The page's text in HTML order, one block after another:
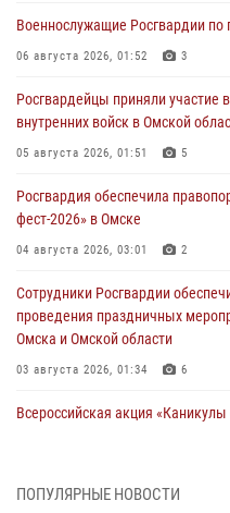
Военнослужащие Росгвардии по
06 августа 2026, 01:52 3
Росгвардейцы приняли участие
внутренних войск в Омской
05 августа 2026, 01:51 5
Росгвардия обеспечила
фест-2026» в Омске
04 августа 2026, 03:01 2
Сотрудники Росгвардии
проведения праздничных
Омска и Омской области
03 августа 2026, 01:34 6
Всероссийская акция
ПОПУЛЯРНЫЕ НОВОСТИ